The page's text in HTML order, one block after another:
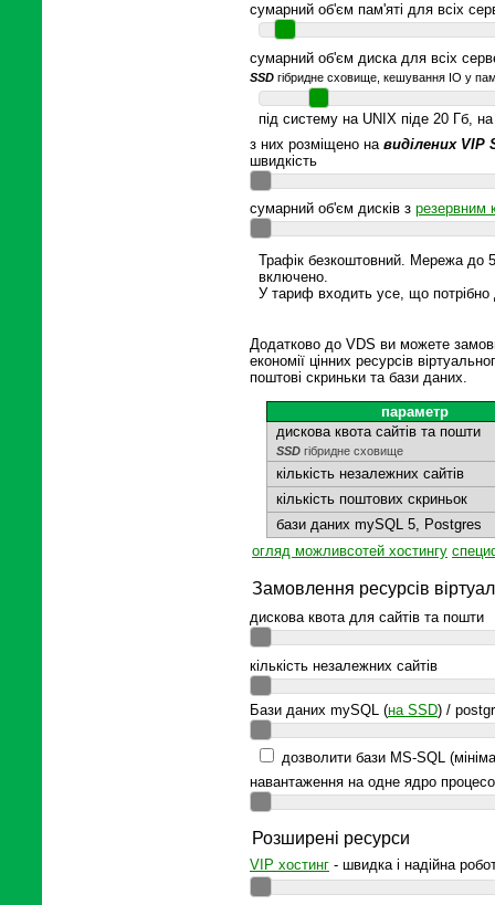
сумарний об'єм пам'яті для всіх
сумарний об'єм диска для всіх
SSD гібридне сховище, кешування IO у
під систему на UNIX піде 20 Гб,
з них розміщено на виділених VIP
швидкість
сумарний об'єм дисків з резервним
Трафік безкоштовний. Мережа до
включено.
У тариф входить усе, що потрібно
Додатково до VDS ви можете
економії цінних ресурсів
поштові скриньки та бази даних.
параметр
дискова квота сайтів та пошти
SSD гібридне сховище
кількість незалежних сайтів
кількість поштових скриньок
бази даних mySQL 5, Postgres
огляд можливсотей хостингу
Замовлення ресурсів
дискова квота для сайтів та пошти
кількість незалежних сайтів
Бази даних mySQL (на SSD) /
дозволити бази MS-SQL
навантаження на одне ядро
Розширені ресурси
VIP хостинг - швидка і надійна